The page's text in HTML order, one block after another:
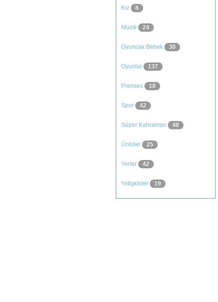
Kız 8
Müzik 24
Oyuncak Bebek 30
Oyunlar 137
Prenses 18
Spor 42
Süper Kahraman 48
Ünlüler 25
Yerler 42
Yetişkinler 19